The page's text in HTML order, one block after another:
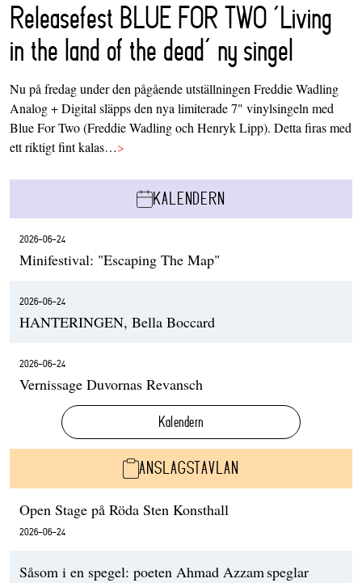
Releasefest BLUE FOR TWO ‘Living
in the land of the dead’ ny singel
Nu på fredag under den pågående utställningen Freddie Wadling
Analog + Digital släpps den nya limiterade 7" vinylsingeln med
Blue For Two (Freddie Wadling och Henryk Lipp). Detta firas med
ett riktigt fint kalas…>
KALENDERN
2026-06-24
Minifestival: "Escaping The Map"
2026-06-24
HANTERINGEN, Bella Boccard
2026-06-24
Vernissage Duvornas Revansch
Kalendern
ANSLAGSTAVLAN
Open Stage på Röda Sten Konsthall
2026-06-24
Såsom i en spegel: poeten Ahmad Azzam speglar